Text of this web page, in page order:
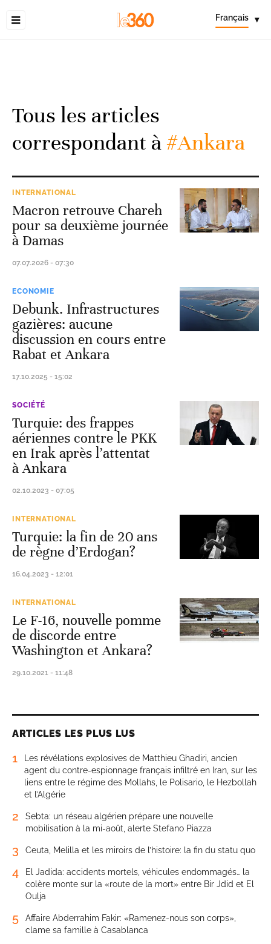
Français ▾
Tous les articles
correspondant à#Ankara
INTERNATIONAL
Macron retrouve Chareh
pour sa deuxième journée
à Damas
07.07.2026 - 07:30
ECONOMIE
Debunk. Infrastructures
gazières: aucune
discussion en cours entre
Rabat et Ankara
17.10.2025 - 15:02
SOCIÉTÉ
Turquie: des frappes
aériennes contre le PKK
en Irak après l’attentat
à Ankara
02.10.2023 - 07:05
INTERNATIONAL
Turquie: la fin de 20 ans
de règne d’Erdogan?
16.04.2023 - 12:01
INTERNATIONAL
Le F-16, nouvelle pomme
de discorde entre
Washington et Ankara?
29.10.2021 - 11:48
ARTICLES LES PLUS LUS
1
Les révélations explosives de Matthieu Ghadiri, ancien
agent du contre-espionnage français infiltré en Iran, sur les
liens entre le régime des Mollahs, le Polisario, le Hezbollah
et l’Algérie
2
Sebta: un réseau algérien prépare une nouvelle
mobilisation à la mi-août, alerte Stefano Piazza
3 Ceuta, Melilla et les miroirs de l’histoire: la fin du statu quo
4
El Jadida: accidents mortels, véhicules endommagés… la
colère monte sur la «route de la mort» entre Bir Jdid et El
Oulja
5
Affaire Abderrahim Fakir: «Ramenez-nous son corps»,
clame sa famille à Casablanca